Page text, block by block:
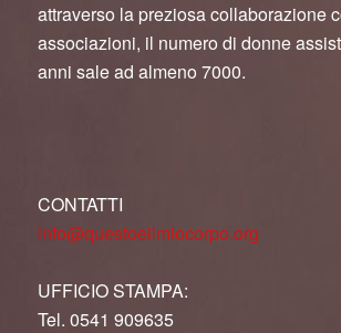
attraverso la preziosa collaborazione
associazioni, il numero di donne
anni sale ad almeno 7000.
CONTATTI
info@questoeilmiocorpo.org
UFFICIO STAMPA:
Tel. 0541 909635